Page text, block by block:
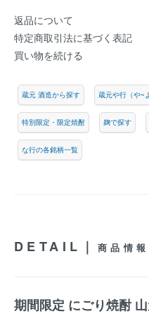
返品について
特定商取引法に基づく表記
買い物を続ける
蔵元 酒造から探す 蔵元や行（や~
特別限定・限定焼酎 麹で探す
な行の各銘柄一覧
DETAIL｜ 商品情報
期間限定 にごり焼酎